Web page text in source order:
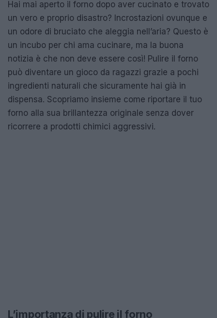
Hai mai aperto il forno dopo aver cucinato e trovato
un vero e proprio disastro? Incrostazioni ovunque e
un odore di bruciato che aleggia nell’aria? Questo è
un incubo per chi ama cucinare, ma la buona
notizia è che non deve essere così! Pulire il forno
può diventare un gioco da ragazzi grazie a pochi
ingredienti naturali che sicuramente hai già in
dispensa. Scopriamo insieme come riportare il tuo
forno alla sua brillantezza originale senza dover
ricorrere a prodotti chimici aggressivi.
L’importanza di pulire il forno